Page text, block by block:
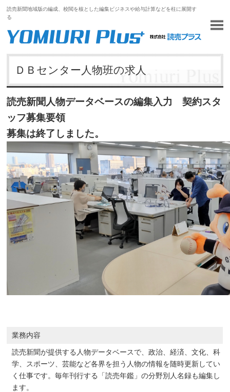
読売新聞地域版の編成、校閲を核とした編集ビジネスや給与計算などを柱に展開す
る
ＤＢセンター人物班の求人
読売新聞人物データベースの編集入力 契約スタ
ッフ募集要領
募集は終了しました。
業務内容
読売新聞が提供する人物データベースで、政治、経済、文化、科
学、スポーツ、芸能など各界を担う人物の情報を随時更新してい
く仕事です。毎年刊行する「読売年鑑」の分野別人名録も編集し
ます。